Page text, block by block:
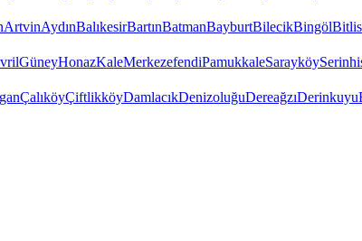
ArtvinAydınBalıkesirBartınBatmanBayburtBilecikBingölBitlis
GüneyHonazKaleMerkezefendiPamukkaleSarayköy
ÇalıköyÇiftlikköyDamlacıkDenizoluğuDereağzıDerinkuyu